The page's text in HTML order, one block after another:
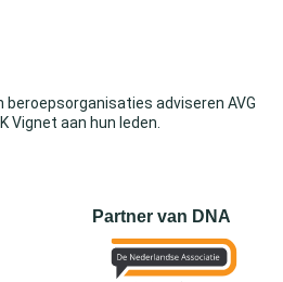
beroepsorganisaties adviseren AVG
Vignet aan hun leden.
Partner van DNA